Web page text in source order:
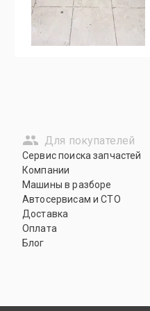
Для покупателей
Сервис поиска запчастей
Компании
Машины в разборе
Автосервисам и СТО
Доставка
Оплата
Блог